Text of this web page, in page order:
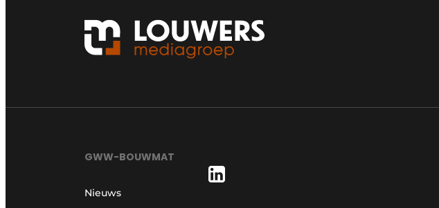
GWW-BOUWMAT
Nieuws